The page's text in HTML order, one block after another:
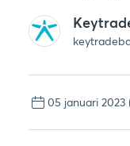
05 januari 2023